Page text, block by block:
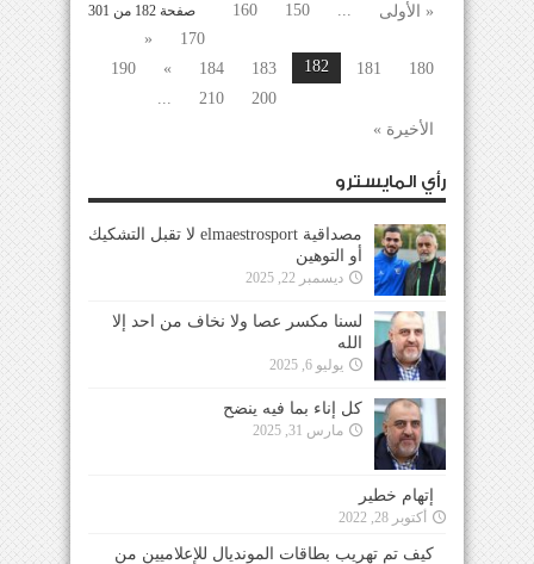
صفحة 182 من 301 « الأولى ...
150
160
170
«
180
181
182
183
184
»
190
200
210
...
الأخيرة »
رأي المايسترو
مصداقية elmaestrosport لا تقبل التشكيك
أو التوهين
ديسمبر 22, 2025
لسنا مكسر عصا ولا نخاف من احد إلا
الله
يوليو 6, 2025
كل إناء بما فيه ينضح
مارس 31, 2025
إتهام خطير
أكتوبر 28, 2022
كيف تم تهريب بطاقات المونديال للإعلاميين من